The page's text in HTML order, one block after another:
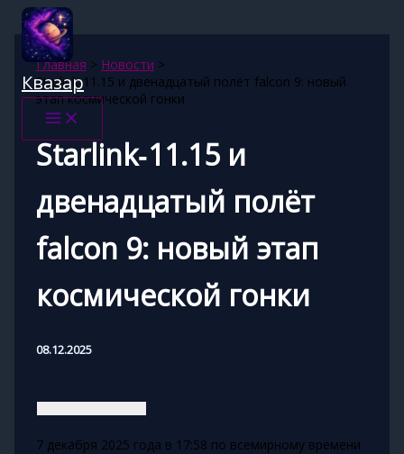
Перейти
содержимому
Квазар
Главная
Новости
Starlink‑11.15 и двенадцатый полёт falcon 9: новый
этап космической гонки
Starlink‑11.15 и
двенадцатый полёт
falcon 9: новый этап
космической гонки
08.12.2025
7 декабря 2025 года в 17:58 по всемирному времени